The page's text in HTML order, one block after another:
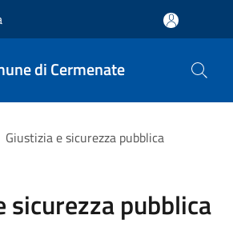
di Cermenate
Giustizia e sicurezza pubblica
sicurezza pubblica